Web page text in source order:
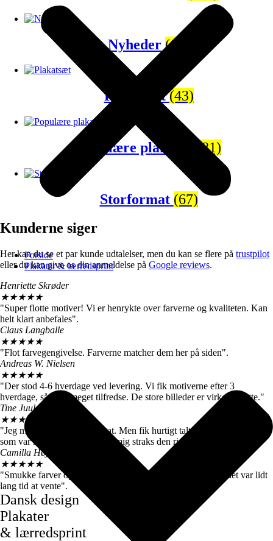
Forside
Plakater & lærredsprint
Nyheder(65)
Plakatsæt(43)
Populære plakater (81)
Storformat (67)
Kunderne siger
Her kan du se et par kunde udtalelser, men du kan se flere på trustpilot
eller du kan give os din anmeldelse på Google reviews.
Henriette Skrøder
★★★★★
"Super flotte motiver! Vi er henrykte over farverne og kvaliteten. Kan
helt klart anbefales".
Claus Langballe
★★★★★
"Flot farvegengivelse. Farverne matcher dem her på siden".
Andreas W. Nielsen
★★★★★
"Der stod 4-6 hverdage ved levering. Vi fik motiverne efter 3
hverdage, så vi er meget tilfredse. De store billeder er virkelig flotte."
Tine Juul
★★★★
"Jeg modtog en forkert plakat. Men fik hurtigt talt med kundeservice
som var super søde og sendte mig straks den rigtige".
Camilla Høj
★★★★★
"Smukke farver og motiver, de kom dog først efter 7 dage, det var lidt
lang tid at vente".
Dansk design
Plakater
& lærredsprint